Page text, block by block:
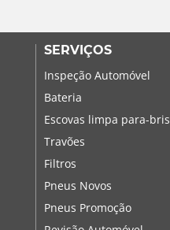
SERVIÇOS
Inspeção Automóvel
Bateria
Escovas limpa para-
Travões
Filtros
Pneus Novos
Pneus Promoção